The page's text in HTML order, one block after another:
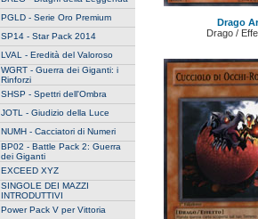
PGLD - Serie Oro Premium
SP14 - Star Pack 2014
LVAL - Eredità del Valoroso
WGRT - Guerra dei Giganti: i
Rinforzi
SHSP - Spettri dell'Ombra
JOTL - Giudizio della Luce
NUMH - Cacciatori di Numeri
BP02 - Battle Pack 2: Guerra
dei Giganti
EXCEED XYZ
SINGOLE DEI MAZZI
INTRODUTTIVI
Power Pack V per Vittoria
Drago
Drago /